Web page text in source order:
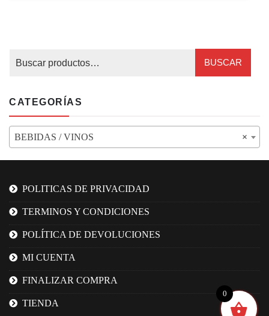
BUSCAR
CATEGORÍAS
×
BEBIDAS / VINOS
POLITICAS DE PRIVACIDAD
TERMINOS Y CONDICIONES
POLÍTICA DE DEVOLUCIONES
MI CUENTA
FINALIZAR COMPRA
TIENDA
0